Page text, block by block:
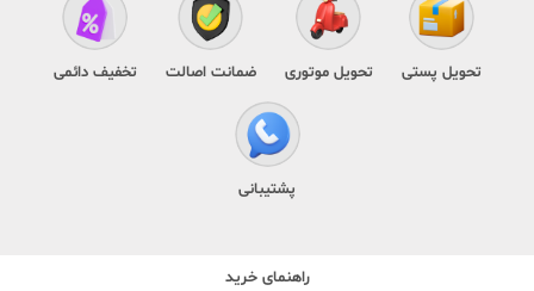
تحویل پستی تحویل موتوری ضمانت اصالت تخفیف دائمی
پشتیبانی
راهنمای خرید